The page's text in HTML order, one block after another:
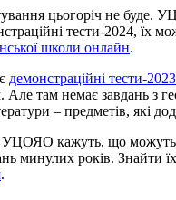
цьогоріч не буде.
тести-2024, їх
школи онлайн.
демонстраційні тести-2023
там немає завдань з
– предметів, які
УЦОЯО кажуть, що можуть
минулих років. Знайти
.